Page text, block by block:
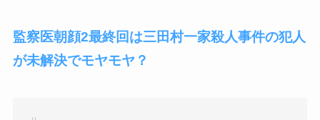
監察医朝顔2最終回は三田村一家殺人事件の犯人
が未解決でモヤモヤ？